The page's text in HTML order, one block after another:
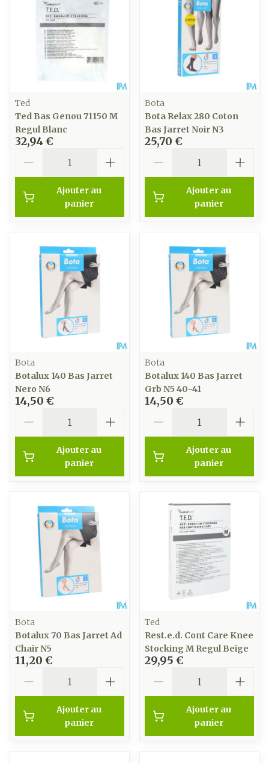
Ted
Ted Bas Genou 71150 M
Regul Blanc
32,94 €
Ajouter au
panier
Bota
Bota Relax 280 Coton
Bas Jarret Noir N3
25,70 €
Ajouter au
panier
Bota
Botalux 140 Bas Jarret
Nero N6
14,50 €
Ajouter au
panier
Bota
Botalux 140 Bas Jarret
Grb N5 40-41
14,50 €
Ajouter au
panier
Bota
Botalux 70 Bas Jarret Ad
Chair N5
11,20 €
Ajouter au
panier
Ted
Rest.e.d. Cont Care Knee
Stocking M Regul Beige
29,95 €
Ajouter au
panier